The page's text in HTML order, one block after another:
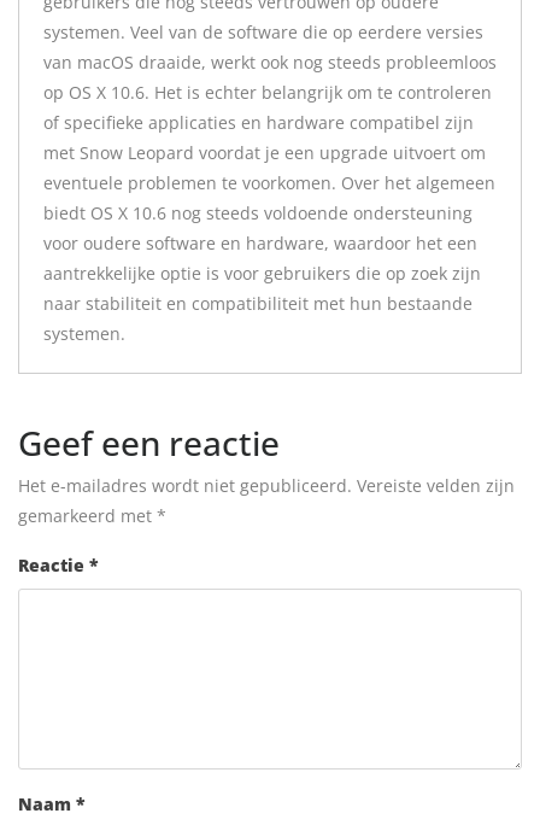
systemen. Veel van de software die op eerdere versies
van macOS draaide, werkt ook nog steeds probleemloos
op OS X 10.6. Het is echter belangrijk om te controleren
of specifieke applicaties en hardware compatibel zijn
met Snow Leopard voordat je een upgrade uitvoert om
eventuele problemen te voorkomen. Over het algemeen
biedt OS X 10.6 nog steeds voldoende ondersteuning
voor oudere software en hardware, waardoor het een
aantrekkelijke optie is voor gebruikers die op zoek zijn
naar stabiliteit en compatibiliteit met hun bestaande
systemen.
Geef een reactie
Het e-mailadres wordt niet gepubliceerd. Vereiste velden zijn
gemarkeerd met *
Reactie *
Naam *